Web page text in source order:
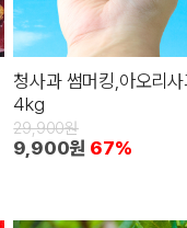
청사과 썸머킹,아오리
4kg
29,900원
9,900원 67%